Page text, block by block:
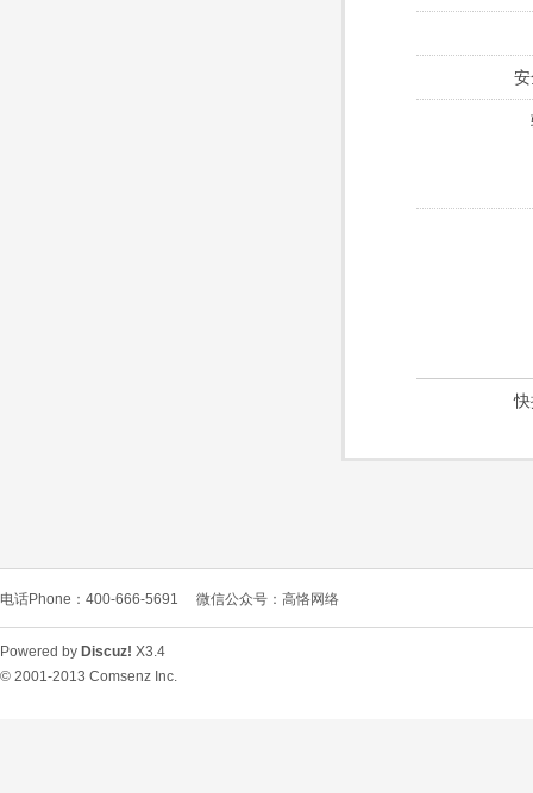
电话Phone：400-666-5691 微信公众号：高恪网络
Powered by Discuz! X3.4
© 2001-2013 Comsenz Inc.